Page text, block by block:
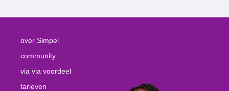
over Simpel
community
via via voordeel
tarieven